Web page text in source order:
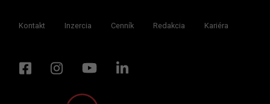
Kontakt Inzercia Cenník Redakcia Kariéra